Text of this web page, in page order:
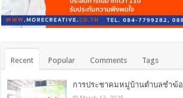
Recent Popular Comments Tags
การประชาคมหมู่บ้านตำบลชำฆ้อ